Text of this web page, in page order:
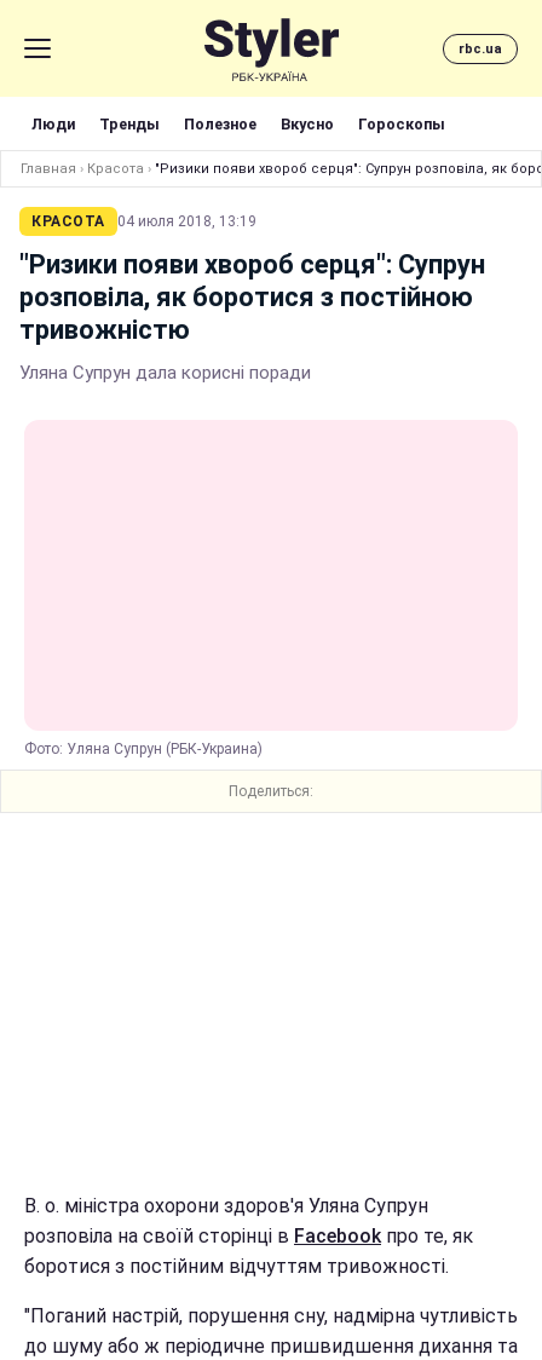
rbc.ua
Люди Тренды Полезное Вкусно Гороскопы
Главная › Красота › "Ризики появи хвороб серця": Супрун розповіла, як
КРАСОТА 04 июля 2018, 13:19
"Ризики появи хвороб серця": Супрун
розповіла, як боротися з постійною
тривожністю
Уляна Супрун дала корисні поради
Фото: Уляна Супрун (РБК-Украина)
Поделиться:
В. о. міністра охорони здоров'я Уляна Супрун
розповіла на своїй сторінці в Facebookпро те, як
боротися з постійним відчуттям тривожності.
"Поганий настрій, порушення сну, надмірна чутливість
до шуму або ж періодичне пришвидшення дихання та